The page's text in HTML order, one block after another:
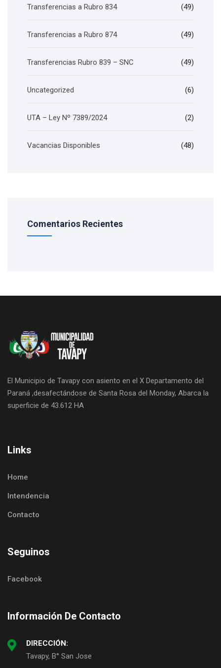
Transferencias a Rubro 834 (49)
Transferencias a Rubro 874 (49)
Transferencias Rubro 839 – SNC (49)
Uncategorized (6)
UTA – Ley Nº 7389/2024 (2)
Vacancias Disponibles (48)
Comentarios Recientes
El Municipio de Tavapy con asiento en el X Departamento del
Paraná ,desafectándose de Santa Rosa del Monday, Abarca la
superficie de 43.612 HA
Links
Home
Intendencia
Contacto
Seguinos
Facebook
Información De Contacto
DIRECCIÓN:
Tavapy, B° San Jose